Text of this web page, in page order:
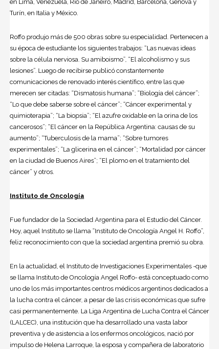
en Lima, Venezuela, Rí­o de Janeiro, Madrid, Barcelona, Génova y
Turí­n, en Italia y México.
Roffo produjo más de 500 obras sobre su especialidad. Pertenecen a
su época de estudiante los siguientes trabajos: “Las nuevas ideas
sobre la célula nerviosa. Su amiboismo”, “El alcoholismo y sus
lesiones”. Luego de recibirse publicó constantemente
comunicaciones de renovado interés científico, entre las que
merecen ser citadas: “Dismatosis humana”; “Biología del cáncer”;
“Lo que debe saberse sobre el cáncer”; “Cáncer experimental y
quimioterapia”; “La biopsia”; “El azufre oxidable en la orina de los
cancerosos”; “El cáncer en la República Argentina: causas de su
aumento”; “Tuberculosis de la mama”; “Sobre tumores
experimentales”; “La glicerina en el cáncer”; “Mortalidad por cáncer
en la ciudad de Buenos Aires”; “El plomo en el tratamiento del
cáncer” y otros.
Instituto de Oncologí­a
Fue fundador de la Sociedad Argentina para el Estudio del Cáncer.
Hoy, aquel Instituto se llama “Instituto de Oncologí­a Angel H. Roffo”,
feliz reconocimiento con que la sociedad argentina premió su obra.
En la actualidad, el Instituto de Investigaciones Experimentales -que
se llama Instituto de Oncologí­a Angel Roffo- está conceptuado como
uno de los más importantes centros médicos argentinos dedicados a
la lucha contra el cáncer, a pesar de las crisis económicas que sufre
casi permanentemente. La Liga Argentina de Lucha Contra el Cáncer
(LALCEC), una institución que ha desarrollado una vasta labor
preventiva y de asistencia a los enfermos oncológicos, nació por
impulso de Helena Larroque, la esposa y compañera de laboratorio